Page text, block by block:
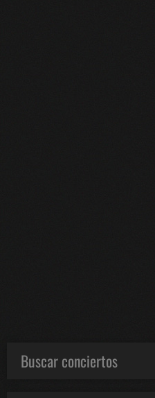
Buscar conciertos